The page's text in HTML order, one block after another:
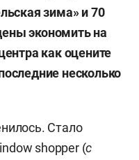
зима» и 70
экономить на
как оцените
несколько
Стало
shopper (с